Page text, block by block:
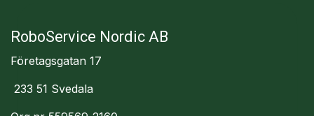
RoboService Nordic AB
Företagsgatan 17
233 51 Svedala